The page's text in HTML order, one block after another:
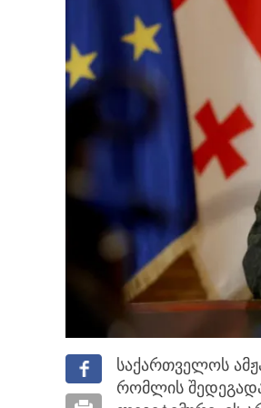
საქართველოს
რომლის